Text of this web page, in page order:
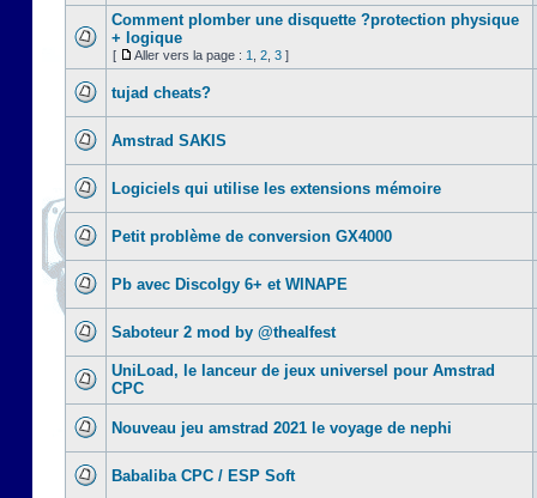
Comment plomber une disquette ?protection physique
+ logique
[ Aller vers la page : 1 2 3 ]
tujad cheats?
Amstrad SAKIS
Logiciels qui utilise les extensions mémoire
Petit problème de conversion GX4000
Pb avec Discolgy 6+ et WINAPE
Saboteur 2 mod by @thealfest
UniLoad, le lanceur de jeux universel pour Amstrad
CPC
Nouveau jeu amstrad 2021 le voyage de nephi
Babaliba CPC / ESP Soft